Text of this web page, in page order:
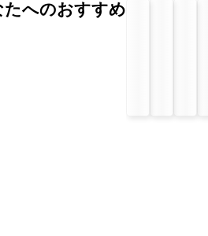
たへのおすすめ